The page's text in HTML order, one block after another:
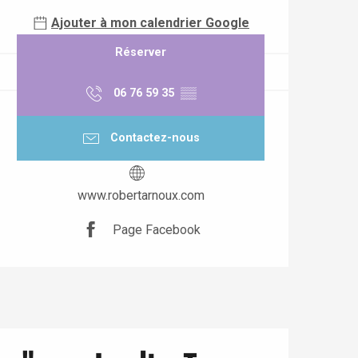
Ajouter à mon calendrier Google
Réserver
06 76 59 35 ▒▒
Contactez-nous
www.robertarnoux.com
Page Facebook